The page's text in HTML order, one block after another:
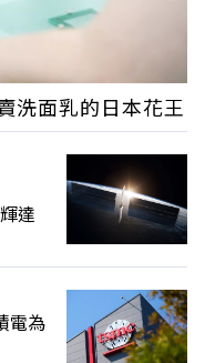
洗面乳的日本花王
達
電為